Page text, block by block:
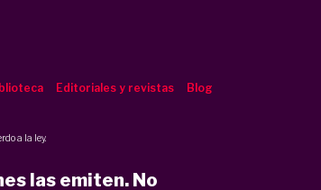
Editoriales y revistas Blog
a la ley.
las emiten. No